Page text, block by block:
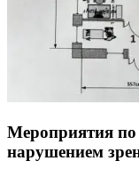
Мероприятия по
нарушением